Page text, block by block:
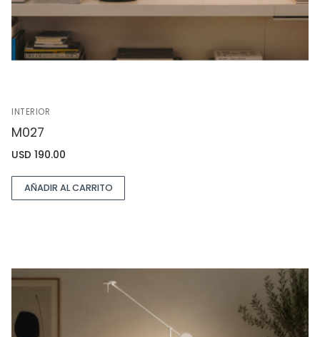
INTERIOR
M027
USD 190.00
AÑADIR AL CARRITO